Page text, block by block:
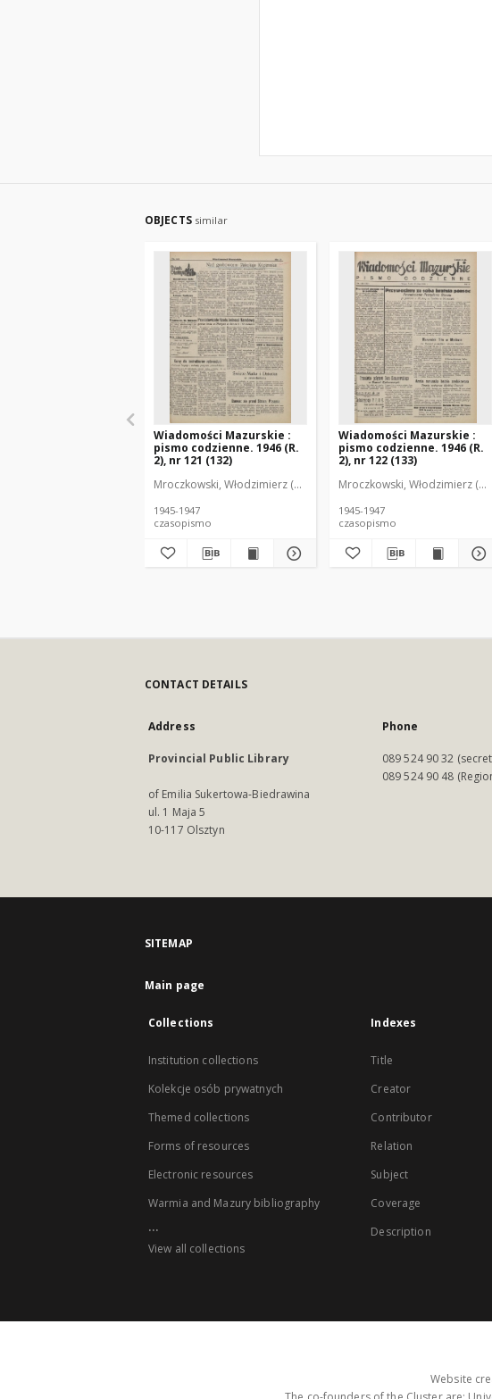
OBJECTS similar
Wiadomości Mazurskie :
pismo codzienne. 1946 (R.
2), nr 121 (132)
Mroczkowski, Włodzimierz (1902-1971). Redaktor
1945-1947
czasopismo
Wiadomości Mazurskie :
pismo codzienne. 1946 (R.
2), nr 122 (133)
Mroczkowski, Włodzimierz
1945-1947
czasopismo
CONTACT DETAILS
Address
Provincial Public Library
of Emilia Sukertowa-Biedrawina
ul. 1 Maja 5
10-117 Olsztyn
Phone
089 524 90 32
089 524 90 48
SITEMAP
Main page
Collections
Institution collections
Kolekcje osób prywatnych
Themed collections
Forms of resources
Electronic resources
Warmia and Mazury bibliography
...
View all collections
Indexes
Title
Creator
Contributor
Relation
Subject
Coverage
Description
Website